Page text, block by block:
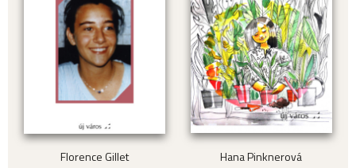
Florence Gillet
Hana Pinknerová